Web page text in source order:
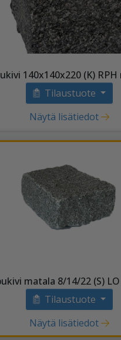
140x140x220 (K)
Tilaustuote
Näytä lisätiedot
matala 8/14/22 (S)
Tilaustuote
Näytä lisätiedot